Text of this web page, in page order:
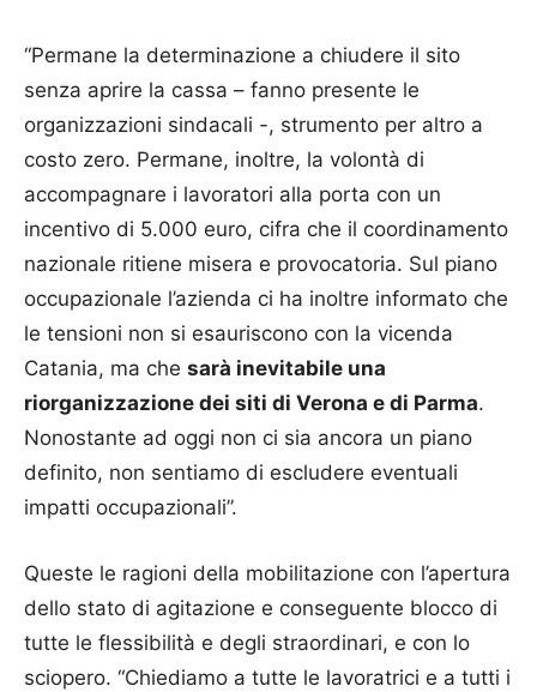
“Permane la determinazione a chiudere il sito
senza aprire la cassa – fanno presente le
organizzazioni sindacali -, strumento per altro a
costo zero. Permane, inoltre, la volontà di
accompagnare i lavoratori alla porta con un
incentivo di 5.000 euro, cifra che il coordinamento
nazionale ritiene misera e provocatoria. Sul piano
occupazionale l’azienda ci ha inoltre informato che
le tensioni non si esauriscono con la vicenda
Catania, ma che sarà inevitabile una
riorganizzazione dei siti di Verona e di Parma.
Nonostante ad oggi non ci sia ancora un piano
definito, non sentiamo di escludere eventuali
impatti occupazionali”.
Queste le ragioni della mobilitazione con l’apertura
dello stato di agitazione e conseguente blocco di
tutte le flessibilità e degli straordinari, e con lo
sciopero. “Chiediamo a tutte le lavoratrici e a tutti i